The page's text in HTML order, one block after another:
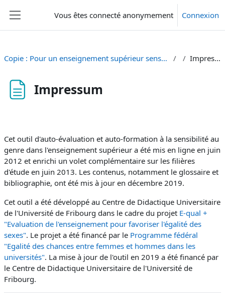
Vous êtes connecté anonymement Connexion
Copie : Pour un enseignement supérieur sensible au genre Impressum
Impressum
Cet outil d'auto-évaluation et auto-formation à la sensibilité au
genre dans l'enseignement supérieur a été mis en ligne en juin
2012 et enrichi un volet complémentaire sur les filières
d'étude en juin 2013. Les contenus, notamment le glossaire et
bibliographie, ont été mis à jour en décembre 2019.
Cet outil a été développé au Centre de Didactique Universitaire
de l'Université de Fribourg dans le cadre du projet E-qual +
"Evaluation de l'enseignement pour favoriser l'égalité des
sexes". Le projet a été financé par le Programme fédéral
"Egalité des chances entre femmes et hommes dans les
universités". La mise à jour de l'outil en 2019 a été financé par
le Centre de Didactique Universitaire de l'Université de
Fribourg.